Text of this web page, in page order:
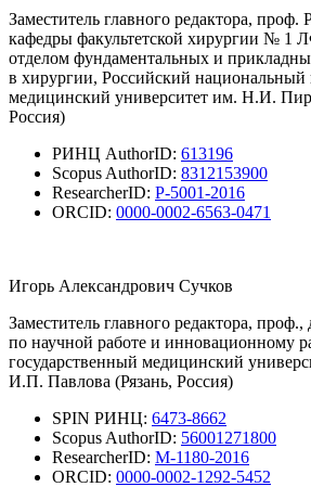
Заместитель главного редактора,
кафедры факультетской хирургии № 1
отделом фундаментальных и
в хирургии, Российский национальный
медицинский университет им. Н.И.
Россия)
РИНЦ AuthorID: 613196
Scopus AuthorID: 8312153900
ResearcherID: P-5001-2016
ORCID: 0000-0002-6563-0471
Игорь Александрович Сучков
Заместитель главного редактора,
по научной работе и инновационному
государственный медицинский
И.П. Павлова (Рязань, Россия)
SPIN РИНЦ: 6473-8662
Scopus AuthorID: 56001271800
ResearcherID: M-1180-2016
ORCID: 0000-0002-1292-5452